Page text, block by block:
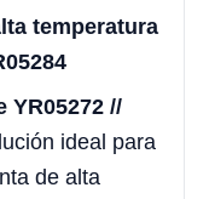
temperatura
YR05272 //
ideal para
de alta